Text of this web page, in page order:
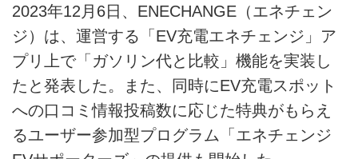
テクノロジー
このメディアについて
運営会社
利用規約
2023年12月6日、ENECHANGE（エネチェン
ジ）は、運営する「EV充電エネチェンジ」ア
プリ上で「ガソリン代と比較」機能を実装し
たと発表した。また、同時にEV充電スポット
への口コミ情報投稿数に応じた特典がもらえ
るユーザー参加型プログラム「エネチェンジ